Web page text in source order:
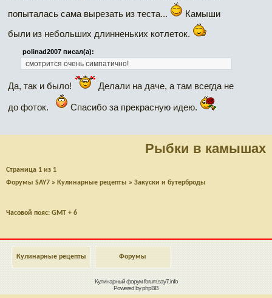
попыталась сама вырезать из теста...
Камыши
были из небольших длинненьких котлеток.
polinad2007 писал(а):
смотрится очень симпатично!
Да, так и было! Делали на даче, а там всегда не
до фоток. Спасибо за прекрасную идею.
Рыбки в камышах
Страница 1 из 1
Форумы SAY7 » Кулинарные рецепты » Закуски и бутерброды
Часовой пояс: GMT + 6
Кулинарные рецепты Форумы
Кулинарный форумforum.say7.info
Powered byphpBB